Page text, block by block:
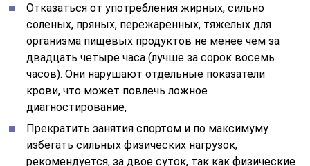
Посещение сауны, бани, горячая ванная накануне,
могут привести к колебаниям нормальных
показателей,
Ограничьте прием спиртных напитков,
употребление сигарет не менее чем за сутки до
грядущего анализа,
средств, не менее чем за двое суток до анализа.
Препараты определенных групп могут влиять на